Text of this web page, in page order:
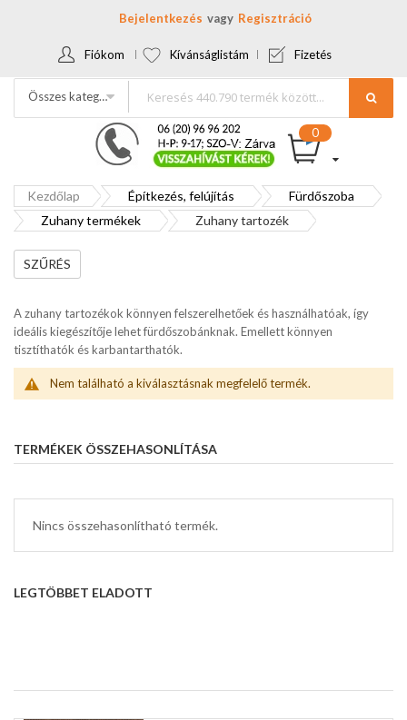
Bejelentkezés Regisztráció
Fiókom Kívánságlistám Fizetés
Összes kategória
Kezdőlap Építkezés, felújítás
Fürdőszoba
Zuhany termékek
Zuhany tartozék
A zuhany tartozékok könnyen felszerelhetőek és használhatóak, így
ideális kiegészítője lehet fürdőszobánknak. Emellett könnyen
tisztíthatók és karbantarthatók.
Nem található a kiválasztásnak megfelelő termék.
SZŰRÉS
TERMÉKEK ÖSSZEHASONLÍTÁSA
Nincs összehasonlítható termék.
LEGTÖBBET ELADOTT